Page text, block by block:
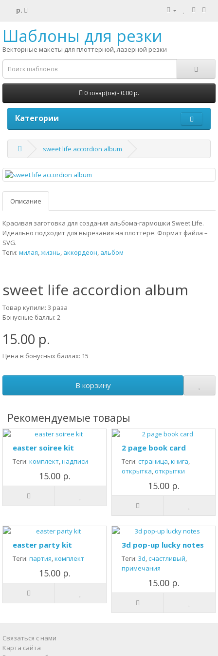
р.
Шаблоны для резки
Векторные макеты для плоттерной, лазерной резки
0 товар(ов) - 0.00 р.
Категории
sweet life accordion album
Описание
Красивая заготовка для создания альбома-гармошки Sweet Life.
Идеально подходит для вырезания на плоттере. Формат файла –
SVG.
Теги: милая,жизнь, аккордеон, альбом
sweet life accordion album
Товар купили: 3 раза
Бонусные баллы: 2
15.00 р.
Цена в бонусных баллах: 15
В корзину
Рекомендуемые товары
easter soiree kit
Теги: комплект,надписи
15.00 р.
2 page book card
Теги: страница,книга,
открытка,открытки
15.00 р.
easter party kit
Теги: партия,комплект
15.00 р.
3d pop-up lucky notes
Теги: 3d,счастливый,
примечания
15.00 р.
Связаться с нами
Карта сайта